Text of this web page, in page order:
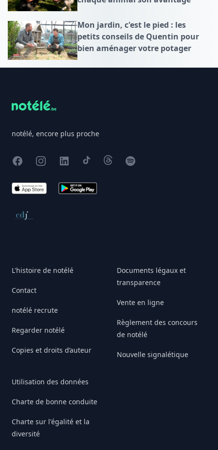
Mon jardin, c'est le pied : les
petits conseils de Quentin pour
bien aménager votre potager
notélé, encore plus proche
FacebookInstagram
X TikTokThreadsSpotify
App Store Google Play
Conseil de déontologie journalistique
L'histoire de notélé
Contact
notélé recrute
Regarder notélé
Copies et droits d’auteur
Utilisation des données
Charte de bonne conduite
Charte sur l'égalité et la
diversité
Documents légaux et
transparence
Vente en ligne
Règlement des concours
de notélé
Nouvelle signalétique